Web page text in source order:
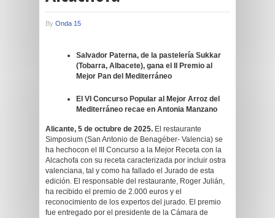
By Onda 15
Salvador Paterna, de la pastelería Sukkar
(Tobarra, Albacete), gana el II Premio al
Mejor Pan del Mediterráneo
El VI Concurso Popular al Mejor Arroz del
Mediterráneo recae en Antonia Manzano
Alicante, 5 de octubre de 2025. El restaurante
Simposium (San Antonio de Benagéber- Valencia) se
ha hechocon el III Concurso a la Mejor Receta con la
Alcachofa con su receta caracterizada por incluir ostra
valenciana, tal y como ha fallado el Jurado de esta
edición. El responsable del restaurante, Roger Julián,
ha recibido el premio de 2.000 euros y el
reconocimiento de los expertos del jurado. El premio
fue entregado por el presidente de la Cámara de